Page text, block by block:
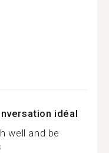
idéal
well and be